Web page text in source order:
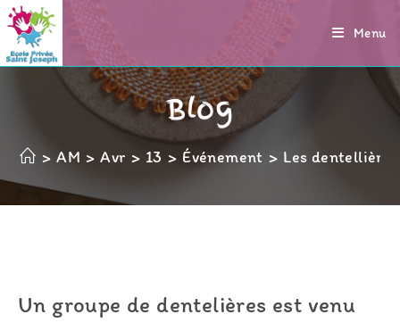
Skip
content
Menu
Blog
> AM > Avr > 13 > Événement > Les
Un groupe de dentelières est venu